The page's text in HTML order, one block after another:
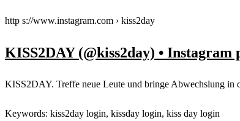
http s://www.instagram.com › kiss2day
KISS2DAY (@kiss2day) • Instagram
KISS2DAY. Treffe neue Leute und bringe Abwechslung in
Keywords: kiss2day login, kissday login, kiss day login